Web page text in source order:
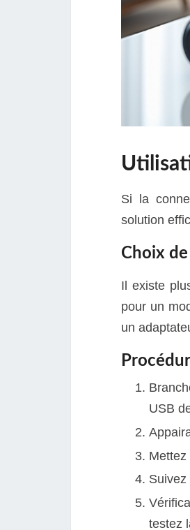
Si la
solution
Choix
Il existe
pour un
un
USB
testez